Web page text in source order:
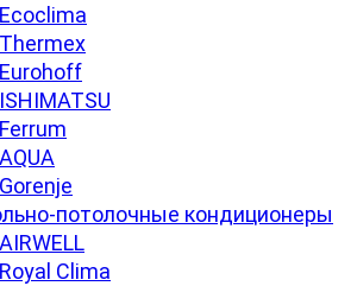
Ecoclima
Thermex
Eurohoff
ISHIMATSU
Ferrum
AQUA
Gorenje
потолочные кондиционеры
AIRWELL
Royal Clima